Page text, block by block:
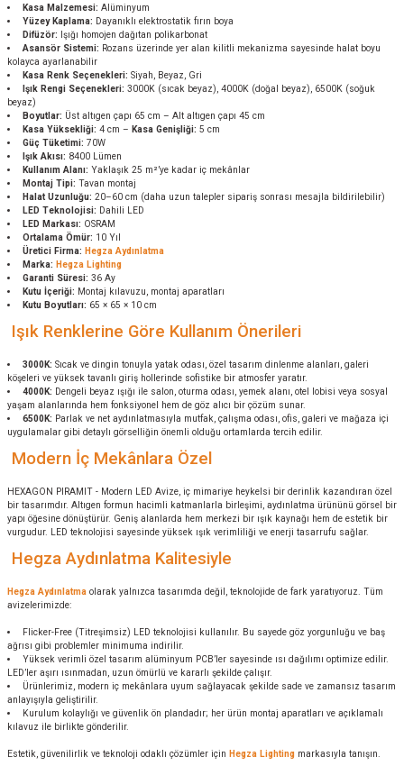
Kasa Malzemesi: Alüminyum
Yüzey Kaplama: Dayanıklı elektrostatik fırın boya
Difüzör:
Işığı homojen dağıtan polikarbonat
Asansör Sistemi: Rozans üzerinde yer alan kilitli mekanizma sayesinde halat boyu
kolayca ayarlanabilir
Kasa Renk Seçenekleri: Siyah, Beyaz, Gri
Işık Rengi Seçenekleri: 3000K (sıcak beyaz), 4000K (doğal beyaz), 6500K (soğuk
beyaz)
Boyutlar: Üst altıgen çapı 65 cm – Alt altıgen çapı 45 cm
Kasa Yüksekliği: 4 cm – Kasa Genişliği: 5 cm
Güç Tüketimi: 70W
Işık Akısı: 8400 Lümen
Kullanım Alanı: Yaklaşık 25 m²’ye kadar iç mekânlar
Montaj Tipi: Tavan montaj
Halat Uzunluğu: 20–60 cm (daha uzun talepler sipariş sonrası mesajla bildirilebilir)
LED Teknolojisi: Dahili LED
LED Markası: OSRAM
Ortalama Ömür: 10 Yıl
Üretici Firma: Hegza Aydınlatma
Marka: Hegza Lighting
Garanti Süresi: 36 Ay
Kutu İçeriği: Montaj kılavuzu, montaj aparatları
Kutu Boyutları: 65 × 65 × 10 cm
Işık Renklerine Göre Kullanım Önerileri
3000K: Sıcak ve dingin tonuyla yatak odası, özel tasarım dinlenme alanları, galeri
köşeleri ve yüksek tavanlı giriş hollerinde sofistike bir atmosfer yaratır.
4000K: Dengeli beyaz ışığı ile salon, oturma odası, yemek alanı, otel lobisi veya sosyal
yaşam alanlarında hem fonksiyonel hem de göz alıcı bir çözüm sunar.
6500K: Parlak ve net aydınlatmasıyla mutfak, çalışma odası, ofis, galeri ve mağaza içi
uygulamalar gibi detaylı görselliğin önemli olduğu ortamlarda tercih edilir.
Modern İç Mekânlara Özel
HEXAGON PIRAMIT - Modern LED Avize, iç mimariye heykelsi bir derinlik kazandıran özel
bir tasarımdır. Altıgen formun hacimli katmanlarla birleşimi, aydınlatma ürününü görsel bir
yapı öğesine dönüştürür. Geniş alanlarda hem merkezi bir ışık kaynağı hem de estetik bir
vurgudur. LED teknolojisi sayesinde yüksek ışık verimliliği ve enerji tasarrufu sağlar.
Hegza Aydınlatma Kalitesiyle
Hegza Aydınlatma olarak yalnızca tasarımda değil, teknolojide de fark yaratıyoruz. Tüm
avizelerimizde:
Flicker-Free (Titreşimsiz) LED teknolojisi kullanılır. Bu sayede göz yorgunluğu ve baş
ağrısı gibi problemler minimuma indirilir.
Yüksek verimli özel tasarım alüminyum PCB’ler sayesinde ısı dağılımı optimize edilir.
LED’ler aşırı ısınmadan, uzun ömürlü ve kararlı şekilde çalışır.
Ürünlerimiz, modern iç mekânlara uyum sağlayacak şekilde sade ve zamansız tasarım
anlayışıyla geliştirilir.
Kurulum kolaylığı ve güvenlik ön plandadır; her ürün montaj aparatları ve açıklamalı
kılavuz ile birlikte gönderilir.
Estetik, güvenilirlik ve teknoloji odaklı çözümler için Hegza Lighting markasıyla tanışın.